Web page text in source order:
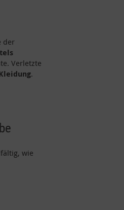
der
Verletzte
.
wie